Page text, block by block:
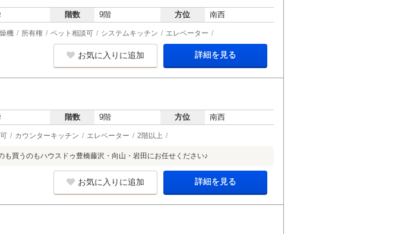
階数 9階 方位 南西
機 所有権 ペット相談可 システムキッチン エレベーター
お気に入りに追加 詳細を見る
階数 9階 方位 南西
カウンターキッチン エレベーター 2階以上
も買うのもハウスドゥ豊橋藤沢・向山・岩田にお任せください♪
お気に入りに追加 詳細を見る